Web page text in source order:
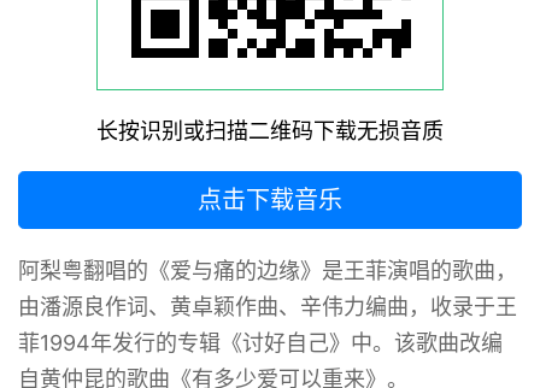
长按识别或扫描二维码下载无损音质
点击下载音乐
阿梨粤翻唱的《爱与痛的边缘》是王菲演唱的歌曲，
由潘源良作词、黄卓颖作曲、辛伟力编曲，收录于王
菲1994年发行的专辑《讨好自己》中。该歌曲改编
自黄仲昆的歌曲《有多少爱可以重来》。